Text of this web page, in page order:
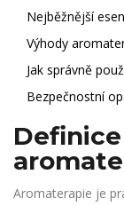
Nejběžnější
Výhody
Jak správně
Bezpečnostní
Aromaterapie je